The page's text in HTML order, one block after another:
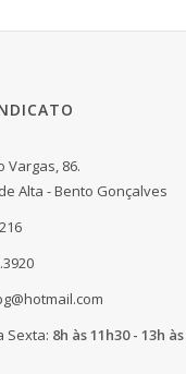
Vargas, 86.
Alta - Bento Gonçalves
Sexta: 8h às 11h30 - 13h